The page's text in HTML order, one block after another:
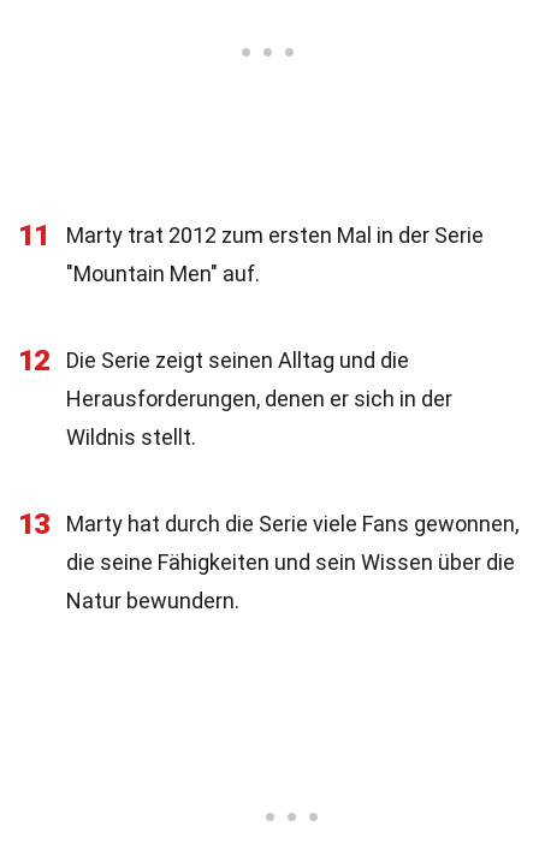
11
Marty trat 2012 zum ersten Mal in der Serie
"Mountain Men" auf.
12
Die Serie zeigt seinen Alltag und die
Herausforderungen, denen er sich in der
Wildnis stellt.
13
Marty hat durch die Serie viele Fans gewonnen,
die seine Fähigkeiten und sein Wissen über die
Natur bewundern.